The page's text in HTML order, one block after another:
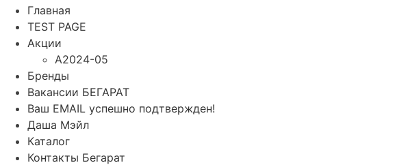
Главная
TEST PAGE
Акции
A2024-05
Бренды
Вакансии БЕГАРАТ
Ваш EMAIL успешно подтвержден!
Даша Мэйл
Каталог
Контакты Бегарат